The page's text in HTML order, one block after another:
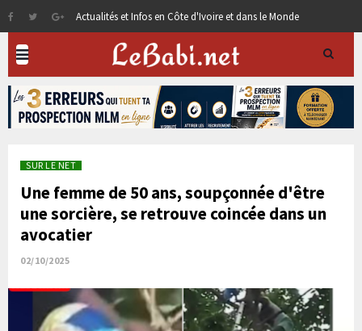
Actualités et Infos en Côte d'Ivoire et dans le Monde
SUR LE NET
Une femme de 50 ans, soupçonnée d'être
une sorcière, se retrouve coincée dans un
avocatier
02/10/2025